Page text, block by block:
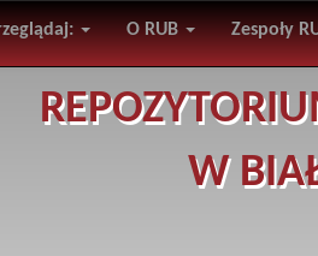
O RUB Zespoły
W